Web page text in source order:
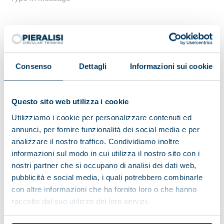
Consenso Dettagli Informazioni sui cookie
Questo sito web utilizza i cookie
Utilizziamo i cookie per personalizzare contenuti ed
annunci, per fornire funzionalità dei social media e per
analizzare il nostro traffico. Condividiamo inoltre
informazioni sul modo in cui utilizza il nostro sito con i
nostri partner che si occupano di analisi dei dati web,
pubblicità e social media, i quali potrebbero combinarle
con altre informazioni che ha fornito loro o che hanno
raccolto dal suo utilizzo dei loro servizi.
To receive marketing activities
I consent I do not consent
To profiling activities